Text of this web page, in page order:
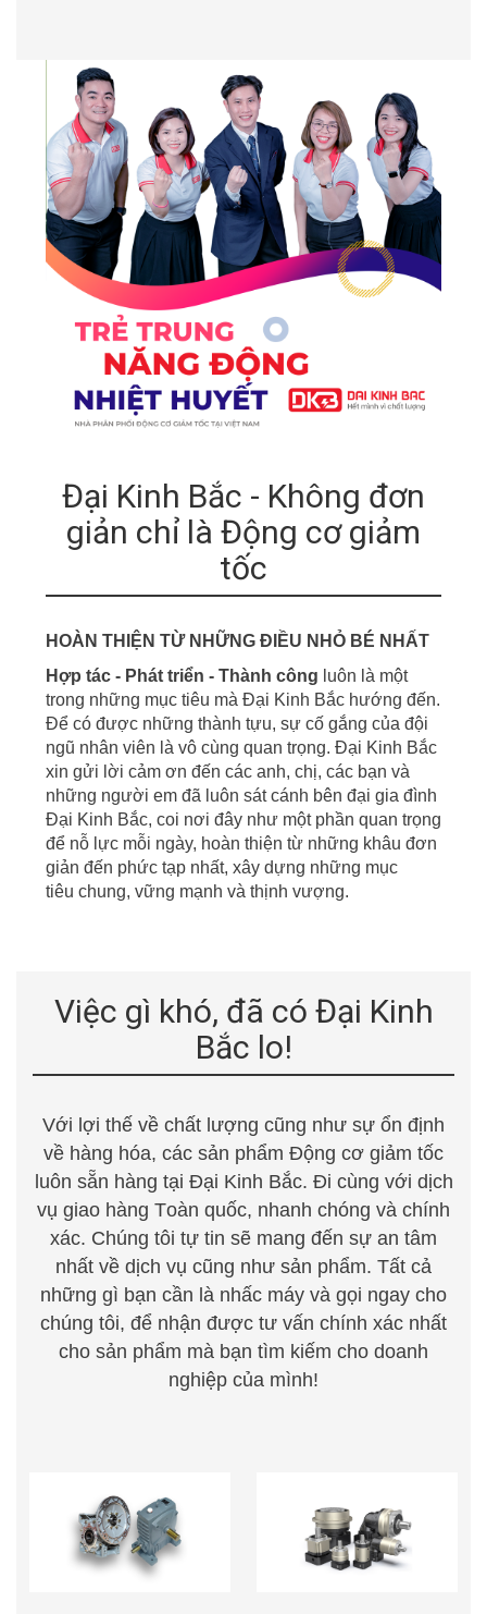
Đại Kinh Bắc - Không đơn
giản chỉ là Động cơ giảm
tốc
HOÀN THIỆN TỪ NHỮNG ĐIỀU NHỎ BÉ NHẤT
Hợp tác - Phát triển - Thành công luôn là một
trong những mục tiêu mà Đại Kinh Bắc hướng đến.
Để có được những thành tựu, sự cố gắng của đội
ngũ nhân viên là vô cùng quan trọng. Đại Kinh Bắc
xin gửi lời cảm ơn đến các anh, chị, các bạn và
những người em đã luôn sát cánh bên đại gia đình
Đại Kinh Bắc, coi nơi đây như một phần quan trọng
để nỗ lực mỗi ngày, hoàn thiện từ những khâu đơn
giản đến phức tạp nhất, xây dựng những mục
tiêu chung, vững mạnh và thịnh vượng.
Việc gì khó, đã có Đại Kinh
Bắc lo!
Với lợi thế về chất lượng cũng như sự ổn định
về hàng hóa, các sản phẩm Động cơ giảm tốc
luôn sẵn hàng tại Đại Kinh Bắc. Đi cùng với dịch
vụ giao hàngToàn quốc, nhanh chóng và chính
xác. Chúngtôi tự tin sẽ mang đến sự an tâm
nhất về dịch vụ cũng như sản phẩm. Tất cả
những gì bạn cần là nhấc máyvà gọi ngay cho
chúngtôi, để nhận được tư vấn chính xác nhất
cho sản phẩm mà bạn tìm kiếm cho doanh
nghiệp của mình!
HỘP GIẢM TỐC TRỤC
VÍT BÁNH VÍT
HỘP GIẢM TỐC HÀNH
TINH